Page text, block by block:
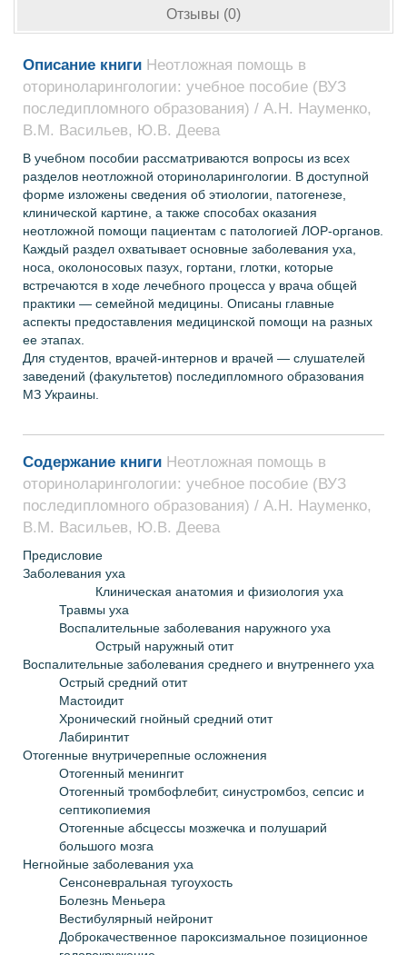
Отзывы (0)
Описание книги Неотложная помощь в
оториноларингологии: учебное пособие (ВУЗ
последипломного образования) / А.Н. Науменко,
В.М. Васильев, Ю.В. Деева
В учебном пособии рассматриваются вопросы из всех
разделов неотложной оториноларингологии. В доступной
форме изложены сведения об этиологии, патогенезе,
клинической картине, а также способах оказания
неотложной помощи пациентам с патологией ЛОР-органов.
Каждый раздел охватывает основные заболевания уха,
носа, околоносовых пазух, гортани, глотки, которые
встречаются в ходе лечебного процесса у врача общей
практики — семейной медицины. Описаны главные
аспекты предоставления медицинской помощи на разных
ее этапах.
Для студентов, врачей-интернов и врачей — слушателей
заведений (факультетов) последипломного образования
МЗ Украины.
Содержание книги Неотложная помощь в
оториноларингологии: учебное пособие (ВУЗ
последипломного образования) / А.Н. Науменко,
В.М. Васильев, Ю.В. Деева
Предисловие
Заболевания уха
Клиническая анатомия и физиология уха
Травмы уха
Воспалительные заболевания наружного уха
Острый наружный отит
Воспалительные заболевания среднего и внутреннего уха
Острый средний отит
Мастоидит
Хронический гнойный средний отит
Лабиринтит
Отогенные внутричерепные осложнения
Отогенный менингит
Отогенный тромбофлебит, синустромбоз, сепсис и
септикопиемия
Отогенные абсцессы мозжечка и полушарий
большого мозга
Негнойные заболевания уха
Сенсоневральная тугоухость
Болезнь Меньера
Вестибулярный нейронит
Доброкачественное пароксизмальное позиционное